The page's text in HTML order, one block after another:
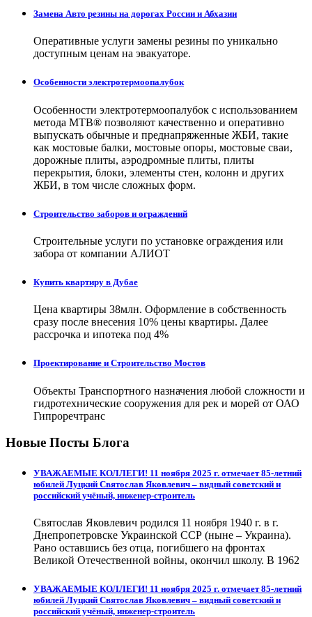
Замена Авто резины на дорогах России и Абхазии
Оперативные услуги замены резины по уникально
доступным ценам на эвакуаторе.
Особенности электротермоопалубок
Особенности электротермоопалубок с использованием
метода МТВ® позволяют качественно и оперативно
выпускать обычные и преднапряженные ЖБИ, такие
как мостовые балки, мостовые опоры, мостовые сваи,
дорожные плиты, аэродромные плиты, плиты
перекрытия, блоки, элементы стен, колонн и других
ЖБИ, в том числе сложных форм.
Строительство заборов и ограждений
Строительные услуги по установке ограждения или
забора от компании АЛИОТ
Купить квартиру в Дубае
Цена квартиры 38млн. Оформление в собственность
сразу после внесения 10% цены квартиры. Далее
рассрочка и ипотека под 4%
Проектирование и Строительство Мостов
Объекты Транспортного назначения любой сложности и
гидротехнические сооружения для рек и морей от ОАО
Гипроречтранс
Новые Посты Блога
УВАЖАЕМЫЕ КОЛЛЕГИ! 11 ноября 2025 г. отмечает 85-летний
юбилей Луцкий Святослав Яковлевич – видный советский и
российский учёный, инженер-строитель
Святослав Яковлевич родился 11 ноября 1940 г. в г.
Днепропетровске Украинской ССР (ныне – Украина).
Рано оставшись без отца, погибшего на фронтах
Великой Отечественной войны, окончил школу. В 1962
УВАЖАЕМЫЕ КОЛЛЕГИ! 11 ноября 2025 г. отмечает 85-летний
юбилей Луцкий Святослав Яковлевич – видный советский и
российский учёный, инженер-строитель